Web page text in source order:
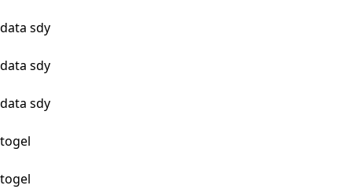
data sdy
data sdy
data sdy
togel
togel